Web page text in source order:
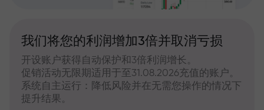
我们将您的利润增加3倍并取消亏损
开设账户获得自动保护和3倍利润增长。
促销活动无限期适用于至31.08.2026充值的账户。
系统自主运行：降低风险并在无需您操作的情况下
提升结果。